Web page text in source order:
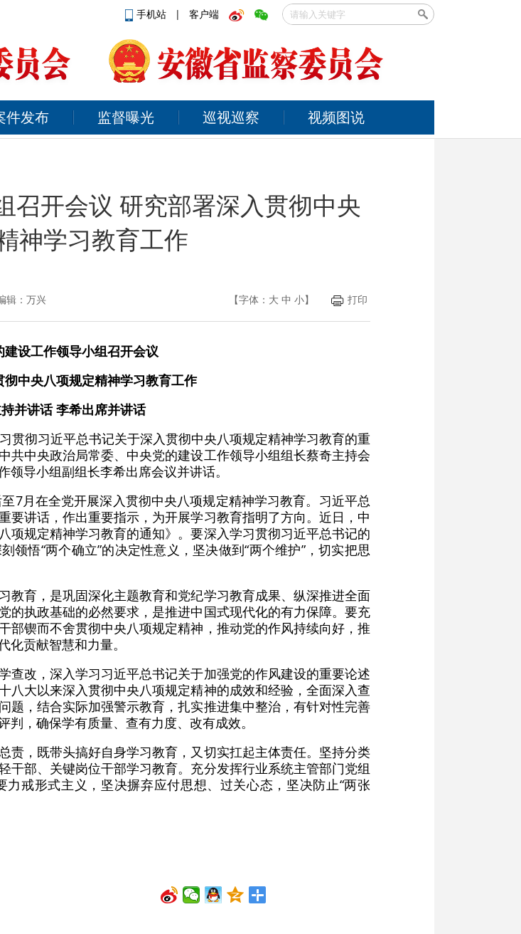
手机站 | 客户端
件发布 监督曝光 巡视巡察 视频图说
召开会议 研究部署深入贯彻中央
神学习教育工作
：万兴 【字体： 大 中 小】 打印
建设工作领导小组召开会议
彻中央八项规定精神学习教育工作
并讲话 李希出席并讲话
贯彻习近平总书记关于深入贯彻中央八项规定精神学习教育的重
共中央政治局常委、中央党的建设工作领导小组组长蔡奇主持会
导小组副组长李希出席会议并讲话。
7月在全党开展深入贯彻中央八项规定精神学习教育。习近平总
要讲话，作出重要指示，为开展学习教育指明了方向。近日，中
项规定精神学习教育的通知》。要深入学习贯彻习近平总书记的
悟“两个确立”的决定性意义，坚决做到“两个维护”，切实把思
教育，是巩固深化主题教育和党纪学习教育成果、纵深推进全面
的执政基础的必然要求，是推进中国式现代化的有力保障。要充
部锲而不舍贯彻中央八项规定精神，推动党的作风持续向好，推
贡献智慧和力量。
查改，深入学习习近平总书记关于加强党的作风建设的重要论述
八大以来深入贯彻中央八项规定精神的成效和经验，全面深入查
题，结合实际加强警示教育，扎实推进集中整治，有针对性完善
，确保学有质量、查有力度、改有成效。
责，既带头搞好自身学习教育，又切实扛起主体责任。坚持分类
干部、关键岗位干部学习教育。充分发挥行业系统主管部门党组
力戒形式主义，坚决摒弃应付思想、过关心态，坚决防止“两张